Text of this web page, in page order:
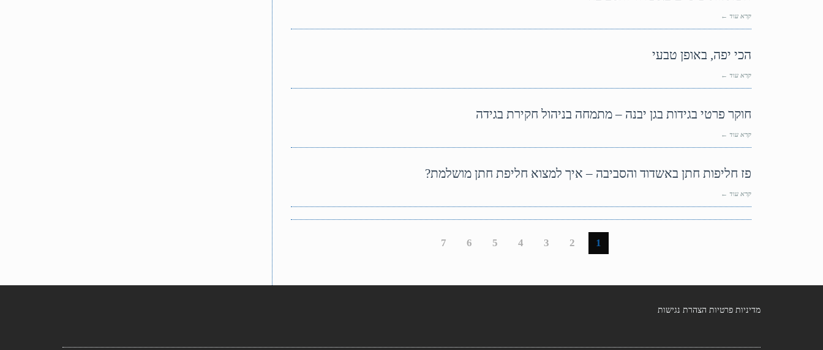
קרא עוד ←
הכי יפה, באופן טבעי
קרא עוד ←
חוקר פרטי בגידות בגן יבנה – מתמחה בניהול חקירת בגידה
קרא עוד ←
פז חליפות חתן באשדוד והסביבה – איך למצוא חליפת חתן מושלמת?
קרא עוד ←
1
2
3
4
5
6
7
מדיניות פרטיות הצהרת נגישות